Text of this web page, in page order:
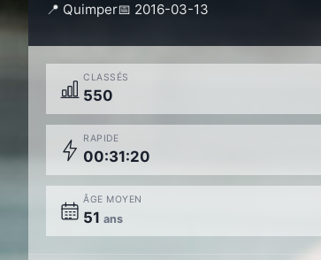
📍 Quimper📅 2016-03-13
CLASSÉS
550
RAPIDE
00:31:20
ÂGE MOYEN
51 ans